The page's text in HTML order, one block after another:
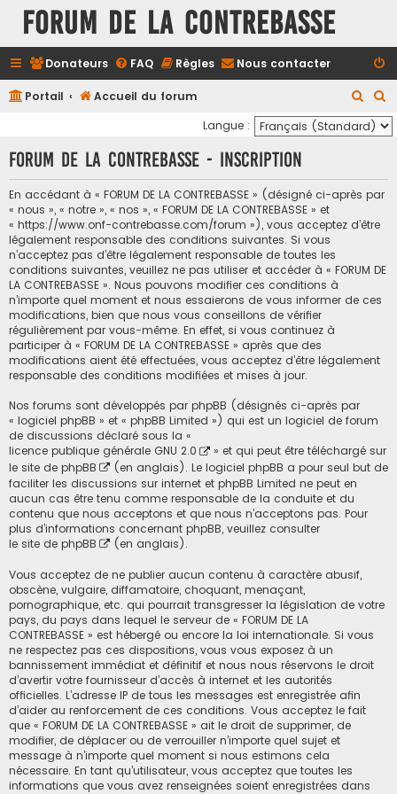
FORUM DE LA CONTREBASSE
Donateurs FAQ Règles Nous contacter
Portail Accueil du forum
e
c
e
c
c
r
Langue :
FORUM DE LA CONTREBASSE - Inscription
En accédant à « FORUM DE LA CONTREBASSE » (désigné ci-après par
« nous », « notre », « nos », « FORUM DE LA CONTREBASSE » et
« https://www.onf-contrebasse.com/forum »), vous acceptez d’être
légalement responsable des conditions suivantes. Si vous
n’acceptez pas d’être légalement responsable de toutes les
conditions suivantes, veuillez ne pas utiliser et accéder à « FORUM DE
LA CONTREBASSE ». Nous pouvons modifier ces conditions à
n’importe quel moment et nous essaierons de vous informer de ces
modifications, bien que nous vous conseillons de vérifier
régulièrement par vous-même. En effet, si vous continuez à
participer à « FORUM DE LA CONTREBASSE » après que des
modifications aient été effectuées, vous acceptez d’être légalement
responsable des conditions modifiées et mises à jour.
Nos forums sont développés par phpBB (désignés ci-après par
« logiciel phpBB » et « phpBB Limited ») qui est un logiciel de forum
de discussions déclaré sous la «
licence publique générale GNU 2.0
» et qui peut être téléchargé sur
le site de phpBB
(en anglais). Le logiciel phpBB a pour seul but de
faciliter les discussions sur internet et phpBB Limited ne peut en
aucun cas être tenu comme responsable de la conduite et du
contenu que nous acceptons et que nous n’acceptons pas. Pour
plus d’informations concernant phpBB, veuillez consulter
le site de phpBB
(en anglais).
Vous acceptez de ne publier aucun contenu à caractère abusif,
obscène, vulgaire, diffamatoire, choquant, menaçant,
pornographique, etc. qui pourrait transgresser la législation de votre
pays, du pays dans lequel le serveur de « FORUM DE LA
CONTREBASSE » est hébergé ou encore la loi internationale. Si vous
ne respectez pas ces dispositions, vous vous exposez à un
bannissement immédiat et définitif et nous nous réservons le droit
d’avertir votre fournisseur d’accès à internet et les autorités
officielles. L’adresse IP de tous les messages est enregistrée afin
d’aider au renforcement de ces conditions. Vous acceptez le fait
que « FORUM DE LA CONTREBASSE » ait le droit de supprimer, de
modifier, de déplacer ou de verrouiller n’importe quel sujet et
message à n’importe quel moment si nous estimons cela
nécessaire. En tant qu’utilisateur, vous acceptez que toutes les
informations que vous avez renseignées soient enregistrées dans